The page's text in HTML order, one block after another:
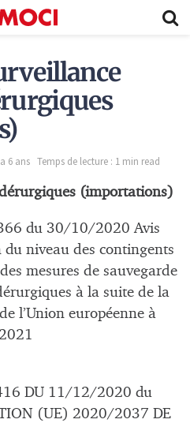
6 ans Temps de lecture : 1 min read
(importations)
du 30/10/2020 Avis
du niveau des contingents
mesures de sauvegarde
à la suite de la
l’Union européenne à
DU 11/12/2020 du
(UE) 2020/2037 DE